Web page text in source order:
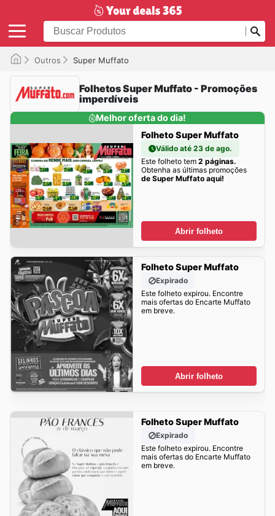
Outros Super Muffato
Folhetos Super Muffato - Promoções
imperdíveis
Melhor oferta do dia!
Folheto Super Muffato
Válido até 23 de ago.
Este folheto tem 2 páginas.
Obtenha as últimas promoções
de Super Muffato aqui!
Abrir folheto
Folheto Super Muffato
Expirado
Este folheto expirou. Encontre
mais ofertas do Encarte Muffato
em breve.
Abrir folheto
Folheto Super Muffato
Expirado
Este folheto expirou. Encontre
mais ofertas do Encarte Muffato
em breve.